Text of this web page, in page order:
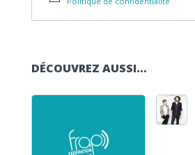
DÉCOUVREZ AUSSI…